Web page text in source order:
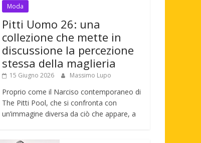
Moda
Pitti Uomo 26: una
collezione che mette in
discussione la percezione
stessa della maglieria
15 Giugno 2026 Massimo Lupo
Proprio come il Narciso contemporaneo di
The Pitti Pool, che si confronta con
un’immagine diversa da ciò che appare, a